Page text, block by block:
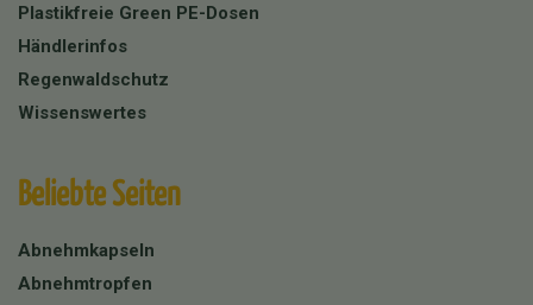
Plastikfreie Green PE-Dosen
Händlerinfos
Regenwaldschutz
Wissenswertes
Beliebte Seiten
Abnehmkapseln
Abnehmtropfen